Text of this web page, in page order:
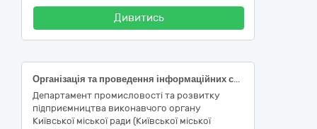
Дивитись
Організація та проведення інформаційних семінарів з актуальних питань підприємницької діяльності (ДК 021:2015 - 79950000-8 Послуги з організації виставок, ярмарок і конгресів)
Департамент промисловості та розвитку
підприємництва виконавчого органу
Київської міської ради (Київської міської